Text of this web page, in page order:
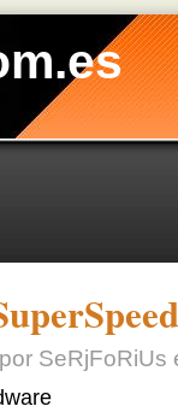
SeRjFoRiUs